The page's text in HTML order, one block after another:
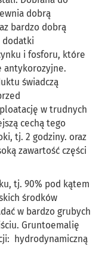
dobrą
bardzo dobrą
dodatki
i fosforu, które
antykorozyjne.
świadczą
w trudnych
cechą tego
tj. 2 godziny. oraz
zawartość części
tj. 90% pod kątem
środków
w bardzo grubych
Gruntoemalię
hydrodynamiczną